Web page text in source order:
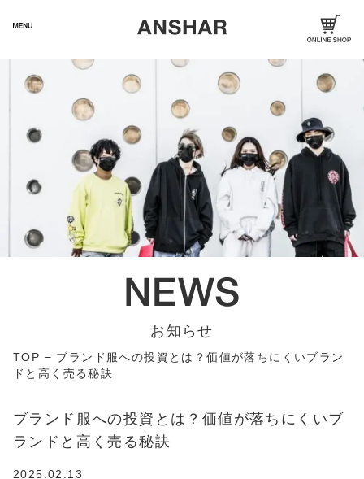
お知らせ
TOP − ブランド服への投資とは？価値が落ちにくいブラン
ドと高く売る秘訣
ブランド服への投資とは？価値が落ちにくいブ
ランドと高く売る秘訣
2025.02.13